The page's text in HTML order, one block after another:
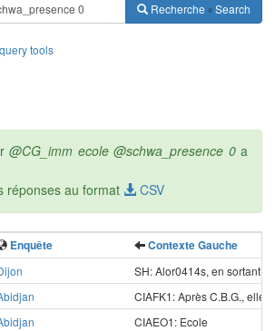
Recherche Search
tools
@CG_imm ecole @schwa_presence 0a
réponses au format
CSV
Enquête Contexte Gauche
SH: Alor0414s, en sortant
CIAFK1: Après C.B.G.,
CIAEO1: Ecole